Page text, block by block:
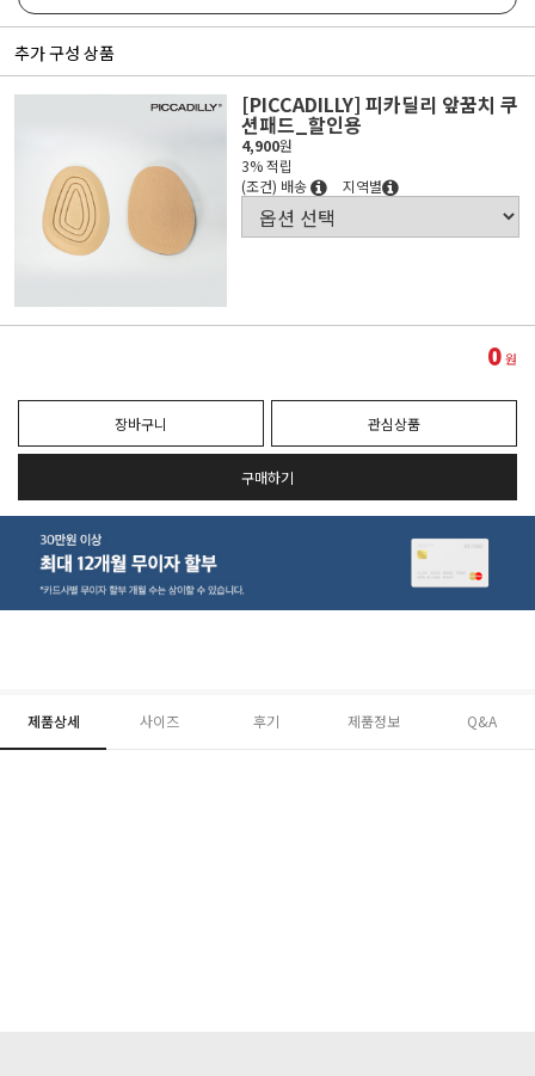
추가 구성 상품
[PICCADILLY] 피카딜리 앞꿈치 쿠
션패드_할인용
4,900원
3% 적립
(조건) 배송
지역별
0원
장바구니 관심상품
구매하기
제품상세 사이즈 후기 제품정보 Q&A